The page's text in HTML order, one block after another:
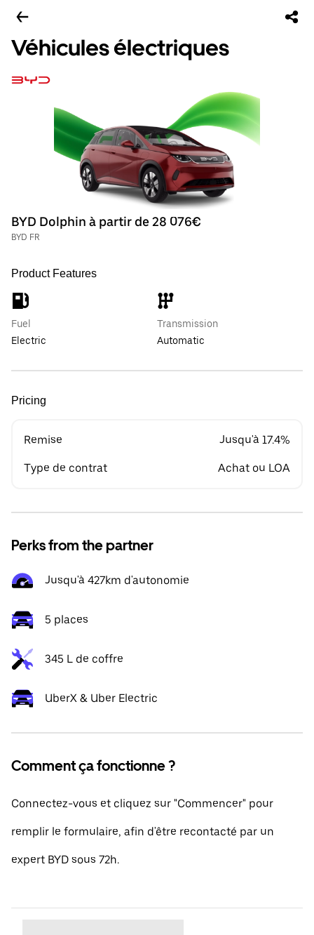
Véhicules électriques
BYD Dolphin à partir de 28 076€
BYD FR
Product Features
Fuel
Electric
Transmission
Automatic
Pricing
Remise Jusqu'à 17.4%
Type de contrat Achat ou LOA
Perks from the partner
Jusqu'à 427km d'autonomie
5 places
345 L de coffre
UberX & Uber Electric
Comment ça fonctionne ?
Connectez-vous et cliquez sur "Commencer" pour
remplir le formulaire, afin d'être recontacté par un
expert BYD sous 72h.